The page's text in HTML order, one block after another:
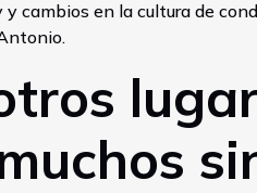
y cambios en la cultura de